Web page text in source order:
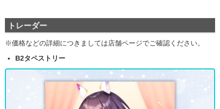
トレーダー
※価格などの詳細につきましては店舗ページでご確認ください。
B2タペストリー